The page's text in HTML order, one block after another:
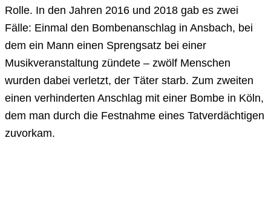
Rolle. In den Jahren 2016 und 2018 gab es zwei
Fälle: Einmal den Bombenanschlag in Ansbach, bei
dem ein Mann einen Sprengsatz bei einer
Musikveranstaltung zündete – zwölf Menschen
wurden dabei verletzt, der Täter starb. Zum zweiten
einen verhinderten Anschlag mit einer Bombe in Köln,
dem man durch die Festnahme eines Tatverdächtigen
zuvorkam.